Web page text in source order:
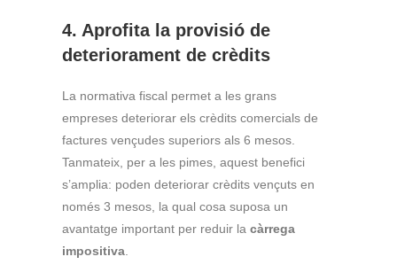
4. Aprofita la provisió de
deteriorament de crèdits
La normativa fiscal permet a les grans
empreses deteriorar els crèdits comercials de
factures vençudes superiors als 6 mesos.
Tanmateix, per a les pimes, aquest benefici
s’amplia: poden deteriorar crèdits vençuts en
només 3 mesos, la qual cosa suposa un
avantatge important per reduir la càrrega
impositiva.